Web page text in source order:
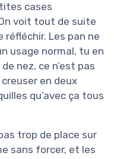
cases
voit tout de suite
réfléchir. Les pan ne
usage normal, tu en
nez, ce n’est pas
en deux
qu’avec ça tous
trop de place sur
sans forcer, et les